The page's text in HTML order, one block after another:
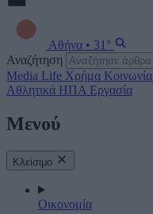
Αθήνα • 31°
Αναζήτηση
Media Life Χρήμα Κοινωνία
Αθλητικά ΗΠΑ Εργασία
Μενού
Κλείσιμο
Οικονομία